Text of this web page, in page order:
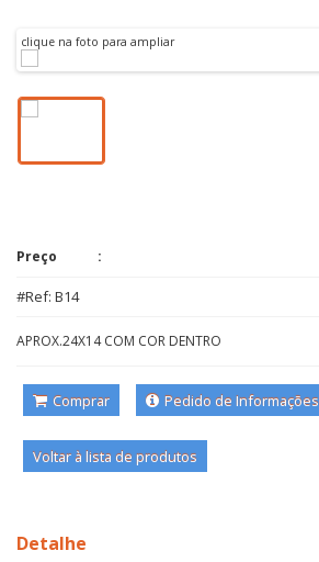
clique na foto para ampliar
Preço
#Ref: B14
APROX.24X14 COM COR DENTRO
Comprar Pedido de Informações
Voltar à lista de produtos
Detalhe